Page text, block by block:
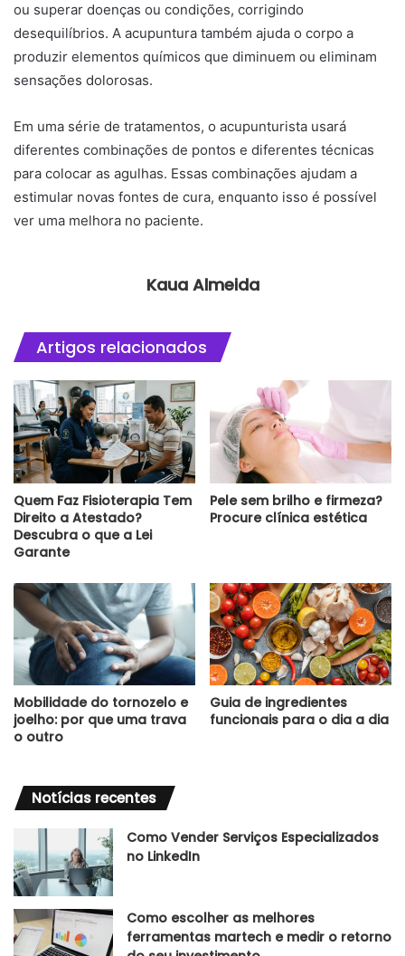
ou superar doenças ou condições, corrigindo
desequilíbrios. A acupuntura também ajuda o corpo a
produzir elementos químicos que diminuem ou eliminam
sensações dolorosas.
Em uma série de tratamentos, o acupunturista usará
diferentes combinações de pontos e diferentes técnicas
para colocar as agulhas. Essas combinações ajudam a
estimular novas fontes de cura, enquanto isso é possível
ver uma melhora no paciente.
Kaua Almeida
Artigos relacionados
Quem Faz Fisioterapia Tem
Direito a Atestado?
Descubra o que a Lei
Garante
Pele sem brilho e firmeza?
Procure clínica estética
Mobilidade do tornozelo e
joelho: por que uma trava
o outro
Guia de ingredientes
funcionais para o dia a dia
Notícias recentes
Como Vender Serviços Especializados
no LinkedIn
Como escolher as melhores
ferramentas martech e medir o retorno